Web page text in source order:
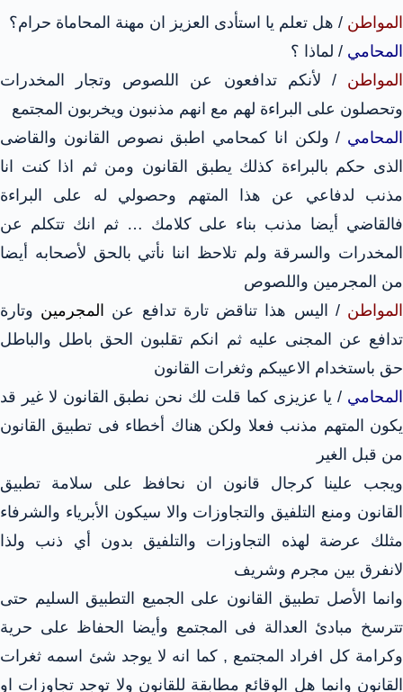
المواطن / هل تعلم يا استأدى العزيز ان مهنة المحاماة حرام؟
المحامي / لماذا ؟
المواطن / لأنكم تدافعون عن اللصوص وتجار المخدرات
وتحصلون على البراءة لهم مع انهم مذنبون ويخربون المجتمع
المحامي / ولكن انا كمحامي اطبق نصوص القانون والقاضى
الذى حكم بالبراءة كذلك يطبق القانون ومن ثم اذا كنت انا
مذنب لدفاعي عن هذا المتهم وحصولي له على البراءة
فالقاضي أيضا مذنب بناء على كلامك … ثم انك تتكلم عن
المخدرات والسرقة ولم تلاحظ اننا نأتي بالحق لأصحابه أيضا
من المجرمين واللصوص
المواطن / اليس هذا تناقض تارة تدافع عن المجرمين وتارة
تدافع عن المجنى عليه ثم انكم تقلبون الحق باطل والباطل
حق باستخدام الاعيبكم وثغرات القانون
المحامي / يا عزيزى كما قلت لك نحن نطبق القانون لا غير قد
يكون المتهم مذنب فعلا ولكن هناك أخطاء فى تطبيق القانون
من قبل الغير
ويجب علينا كرجال قانون ان نحافظ على سلامة تطبيق
القانون ومنع التلفيق والتجاوزات والا سيكون الأبرياء والشرفاء
مثلك عرضة لهذه التجاوزات والتلفيق بدون أي ذنب ولذا
لانفرق بين مجرم وشريف
وانما الأصل تطبيق القانون على الجميع التطبيق السليم حتى
تترسخ مبادئ العدالة فى المجتمع وأيضا الحفاظ على حرية
وكرامة كل افراد المجتمع , كما انه لا يوجد شئ اسمه ثغرات
القانون وانما هل الوقائع مطابقة للقانون ولا توجد تجاوزات او